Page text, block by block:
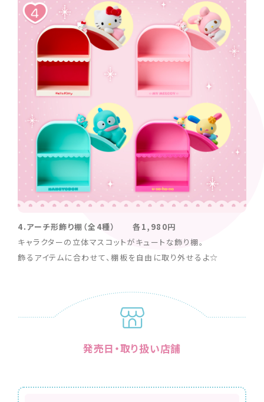
4.アーチ形飾り棚（全4種） 各1,980円
キャラクターの立体マスコットがキュートな飾り棚。
飾るアイテムに合わせて、棚板を自由に取り外せるよ☆
発売日・取り扱い店舗